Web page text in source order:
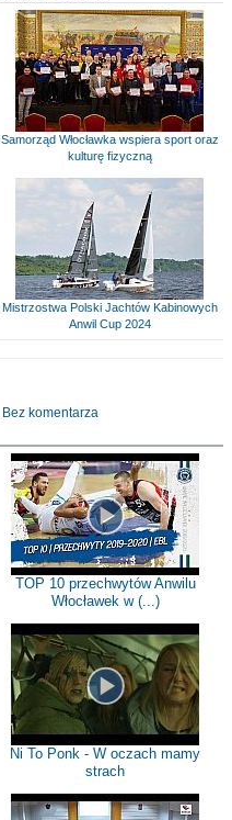
Samorząd Włocławka wspiera sport oraz
kulturę fizyczną
Mistrzostwa Polski Jachtów Kabinowych
Anwil Cup 2024
Bez komentarza
TOP 10 przechwytów Anwilu
Włocławek w (...)
Ni To Ponk - W oczach mamy
strach